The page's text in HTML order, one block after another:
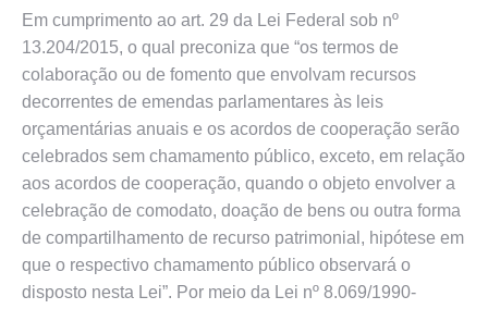
Em cumprimento ao art. 29 da Lei Federal sob nº
13.204/2015, o qual preconiza que “os termos de
colaboração ou de fomento que envolvam recursos
decorrentes de emendas parlamentares às leis
orçamentárias anuais e os acordos de cooperação serão
celebrados sem chamamento público, exceto, em relação
aos acordos de cooperação, quando o objeto envolver a
celebração de comodato, doação de bens ou outra forma
de compartilhamento de recurso patrimonial, hipótese em
que o respectivo chamamento público observará o
disposto nesta Lei”. Por meio da Lei nº 8.069/1990-